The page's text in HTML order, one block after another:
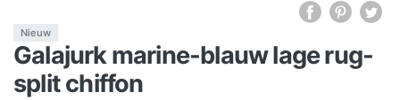
Nieuw
Galajurk marine-blauw lage rug-
split chiffon